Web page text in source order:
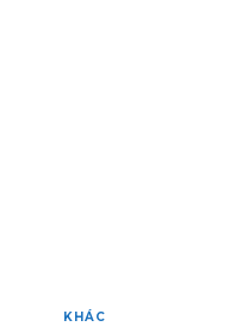
KHÁC